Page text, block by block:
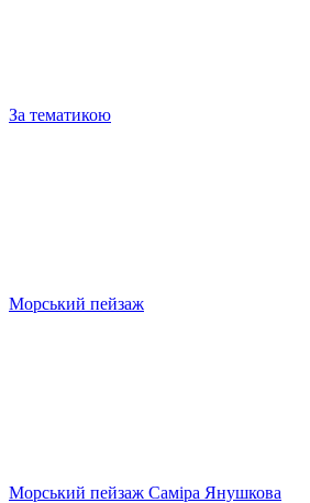
За тематикою
Морський пейзаж
Морський пейзаж Саміра Янушкова